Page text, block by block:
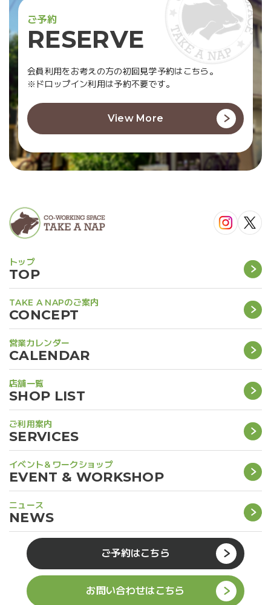
ご予約
RESERVE
会員利用をお考えの方の初回見学予約はこちら。
※ドロップイン利用は予約不要です。
View More
TOP
トップ
CONCEPT
TAKE A NAPのご案内
CALENDAR
営業カレンダー
SHOP LIST
店舗一覧
SERVICES
ご利用案内
EVENT & WORKSHOP
イベント＆ワークショップ
NEWS
ニュース
ご予約はこちら
お問い合わせはこちら